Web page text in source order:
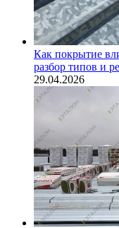
Как покрытие
разбор типов и
29.04.2026